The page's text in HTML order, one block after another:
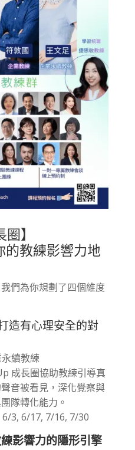
】
的教練影響力地
們為你規劃了四個維度
造有心理安全的對
續教練
成長圈協助教練引導真
音被看見，深化覺察與
隊轉化能力。
3, 6/17, 7/16, 7/30
影響力的隱形引擎